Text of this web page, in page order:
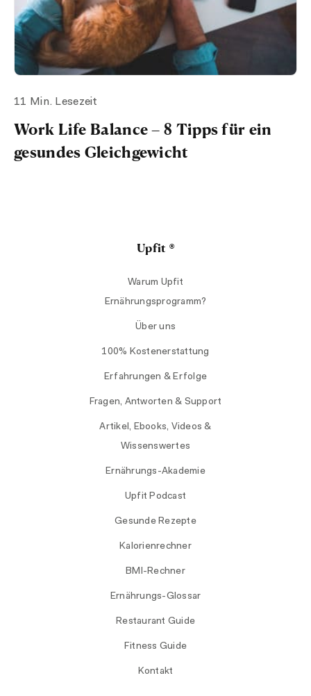
Work Life Balance – 8 Tipps für ein
gesundes Gleichgewicht
11 Min. Lesezeit
Upfit ®
Warum Upfit
Ernährungsprogramm?
Über uns
100% Kostenerstattung
Erfahrungen & Erfolge
Fragen, Antworten & Support
Artikel, Ebooks, Videos &
Wissenswertes
Ernährungs-Akademie
Upfit Podcast
Gesunde Rezepte
Kalorienrechner
BMI-Rechner
Ernährungs-Glossar
Restaurant Guide
Fitness Guide
Kontakt